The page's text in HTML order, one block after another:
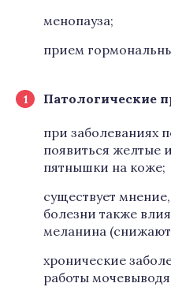
менопауза;
прием
Патологические
при заболеваниях
появиться желтые
пятнышки на коже;
существует
болезни также
меланина (снижают
хронические
работы